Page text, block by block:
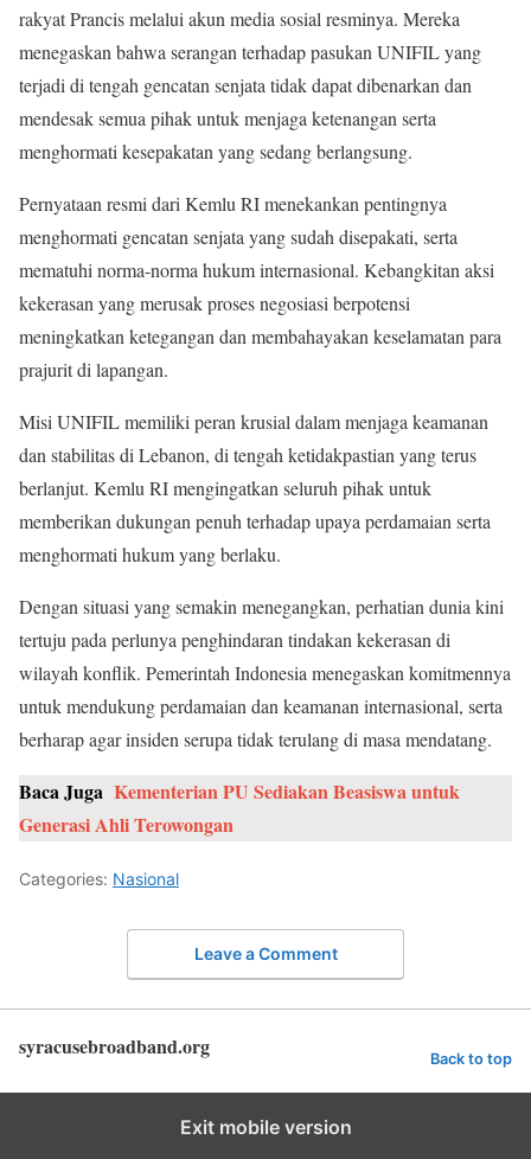
rakyat Prancis melalui akun media sosial resminya. Mereka
menegaskan bahwa serangan terhadap pasukan UNIFIL yang
terjadi di tengah gencatan senjata tidak dapat dibenarkan dan
mendesak semua pihak untuk menjaga ketenangan serta
menghormati kesepakatan yang sedang berlangsung.
Pernyataan resmi dari Kemlu RI menekankan pentingnya
menghormati gencatan senjata yang sudah disepakati, serta
mematuhi norma-norma hukum internasional. Kebangkitan aksi
kekerasan yang merusak proses negosiasi berpotensi
meningkatkan ketegangan dan membahayakan keselamatan para
prajurit di lapangan.
Misi UNIFIL memiliki peran krusial dalam menjaga keamanan
dan stabilitas di Lebanon, di tengah ketidakpastian yang terus
berlanjut. Kemlu RI mengingatkan seluruh pihak untuk
memberikan dukungan penuh terhadap upaya perdamaian serta
menghormati hukum yang berlaku.
Dengan situasi yang semakin menegangkan, perhatian dunia kini
tertuju pada perlunya penghindaran tindakan kekerasan di
wilayah konflik. Pemerintah Indonesia menegaskan komitmennya
untuk mendukung perdamaian dan keamanan internasional, serta
berharap agar insiden serupa tidak terulang di masa mendatang.
Baca Juga Kementerian PU Sediakan Beasiswa untuk
Generasi Ahli Terowongan
Categories: Nasional
Leave a Comment
syracusebroadband.org Back to top
Exit mobile version